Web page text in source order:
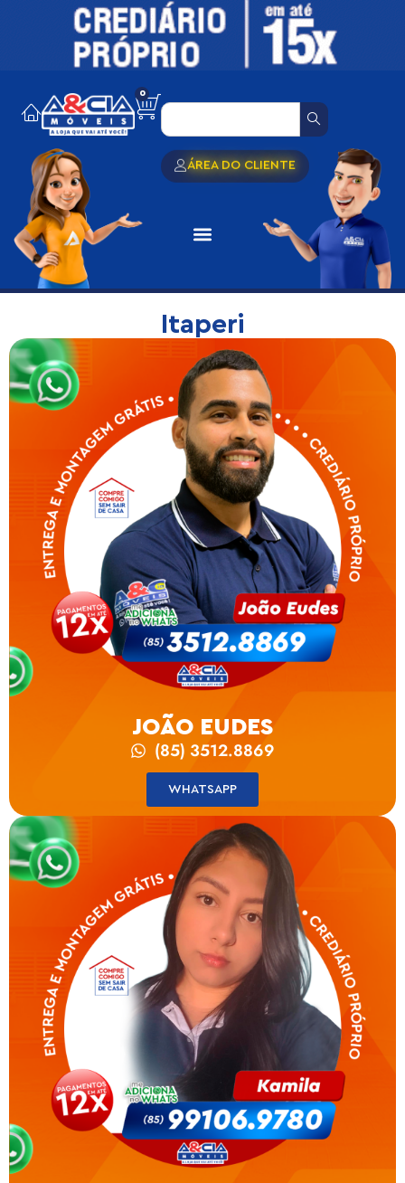
0
ÁREA DO CLIENTE
Itaperi
JOÃO EUDES
(85) 3512.8869
WHATSAPP